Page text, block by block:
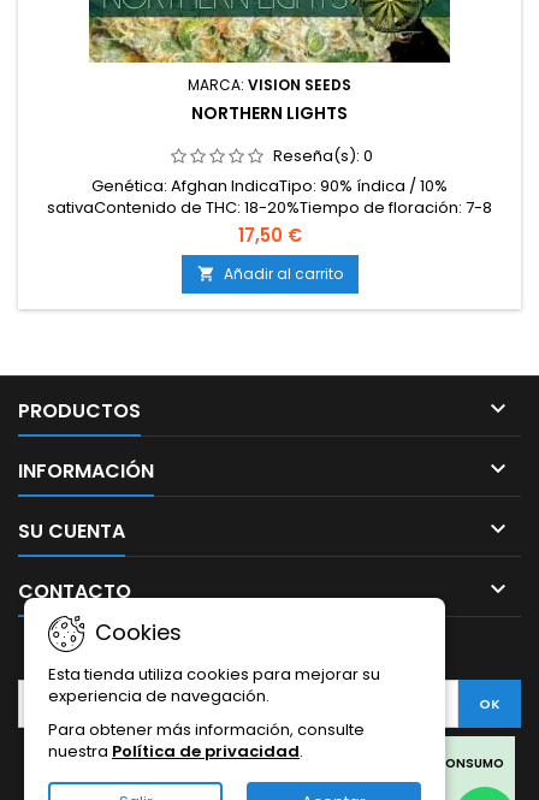
MARCA: VISION SEEDS
NORTHERN LIGHTS
Reseña(s): 0
Genética: Afghan IndicaTipo: 90% índica / 10%
sativaContenido de THC: 18-20%Tiempo de floración: 7-8
semanas en interiorProducción en interior: 500-550
g/m²Producción en exterior: 650-700 g/plantaAltura: 90-120
cm en interior; hasta 180 cm en exteriorAromas y
sabores: Dulces, afrutados, terrosos y especiados, con notas
amaderadas...
17,50 €
 Añadir al carrito
PRODUCTOS 
INFORMACIÓN 
SU CUENTA 
CONTACTO 
Cookies
Esta tienda utiliza cookies para mejorar su
experiencia de navegación.
Para obtener más información, consulte
nuestra Política de privacidad.
Facebook
Twitter
Rss LinkedIn
LOS PRODUCTOS SON SOLO PARA COLECCIONISMO Y NO PARA CONSUMO